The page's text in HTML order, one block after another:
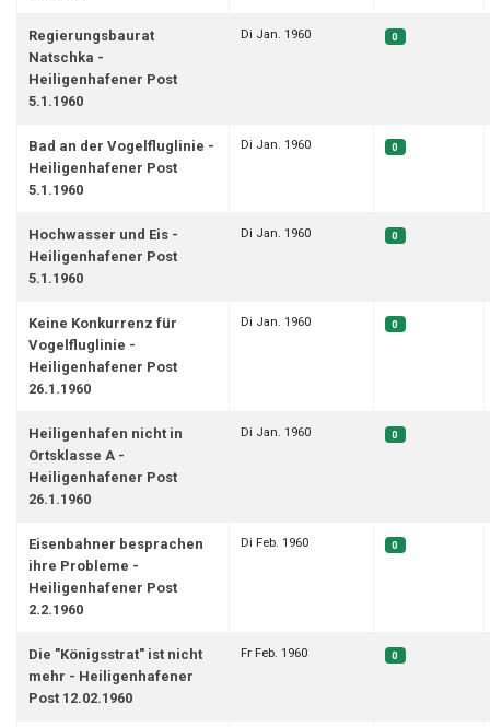
Regierungsbaurat
Natschka -
Heiligenhafener Post
5.1.1960
Di Jan. 1960 0
Bad an der Vogelfluglinie -
Heiligenhafener Post
5.1.1960
Di Jan. 1960 0
Hochwasser und Eis -
Heiligenhafener Post
5.1.1960
Di Jan. 1960 0
Keine Konkurrenz für
Vogelfluglinie -
Heiligenhafener Post
26.1.1960
Di Jan. 1960 0
Heiligenhafen nicht in
Ortsklasse A -
Heiligenhafener Post
26.1.1960
Di Jan. 1960 0
Eisenbahner besprachen
ihre Probleme -
Heiligenhafener Post
2.2.1960
Di Feb. 1960 0
Die "Königsstrat" ist nicht
mehr - Heiligenhafener
Post 12.02.1960
Fr Feb. 1960 0